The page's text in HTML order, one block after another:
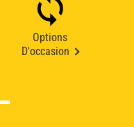
Options
D'occasion